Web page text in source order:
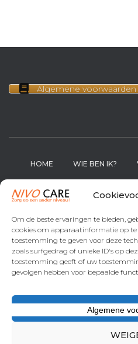
Om de beste ervaringen te bieden,
cookies om apparaatinformatie op te
toestemming te geven voor deze
zoals surfgedrag of unieke ID's op
toestemming geeft of uw
gevolgen hebben voor bepaalde
Algemene voorwaarden
HOME WIE BEN IK?
WAT KUNT U
GESPONSORD DOOR
Hestia |
Algemene